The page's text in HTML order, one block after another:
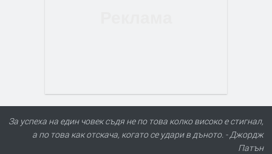
За успеха на един човек съдя не по това колко високо е стигнал,
а по това как отскача, когато се удари в дъното. - Джордж
Патън